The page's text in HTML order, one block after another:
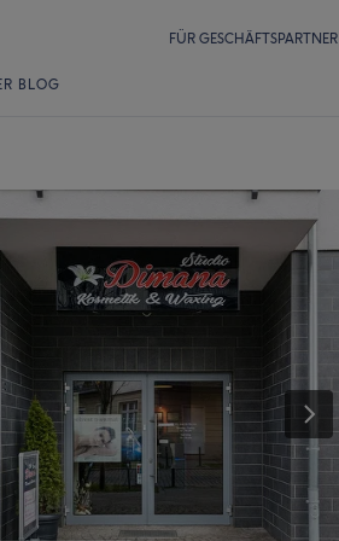
FÜR GESCHÄFTSPARTNER
BLOG